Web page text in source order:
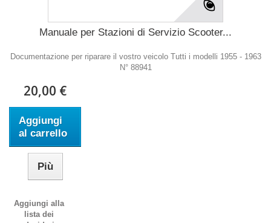
Manuale per Stazioni di Servizio Scooter...
Documentazione per riparare il vostro veicolo Tutti i modelli 1955 - 1963
N° 88941
20,00 €
Aggiungi
al carrello
Più
Aggiungi alla
lista dei